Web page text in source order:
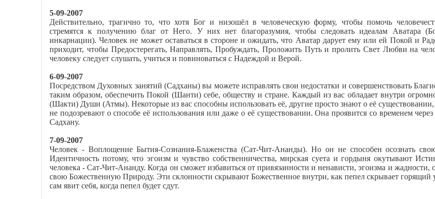
5-09-2007
Действительно, трагично то, что хотя Бог и низошёл в человеческую форму, чтобы помочь
стремятся к получению благ от Него. У них нет благоразумия, чтобы следовать идеалам Аватара
инкарнации). Человек не может оставаться в стороне и ожидать, что Аватар дарует ему или ей Покой и
приходит, чтобы Предостерегать, Направлять, Пробуждать, Проложить Путь и пролить Свет Любви на
человеку следует слушать, учиться и повиноваться с Надеждой и Верой.
6-09-2007
Посредством Духовных занятий (Садханы) вы можете исправлять свои недостатки и совершенствовать
таким образом, обеспечить Покой (Шанти) себе, обществу и стране. Каждый из вас обладает внутри
(Шакти) Души (Атмы). Некоторые из вас способны использовать её, другие просто знают о её существовании,
не подозревают о способе её использования или даже о её существовании. Она проявится со временем
Садхану.
7-09-2007
Человек - Воплощение Бытия-Сознания-Блаженства (Сат-Чит-Ананды). Но он не способен осознать
Идентичность потому, что эгоизм и чувство собственничества, мирская суета и гордыня окутывают
человека - Сат-Чит-Ананду. Когда он сможет избавиться от привязанности и ненависти, эгоизма и жадности,
свою Божественную Природу. Эти склонности скрывают Божественное внутри, как пепел скрывает горящий
сам явит себя, когда пепел будет сдут.